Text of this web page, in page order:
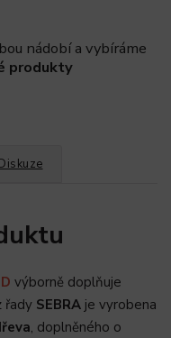
nádobí a vybíráme
produkty
výborně doplňuje
řady SEBRA je vyrobena
, doplněného o